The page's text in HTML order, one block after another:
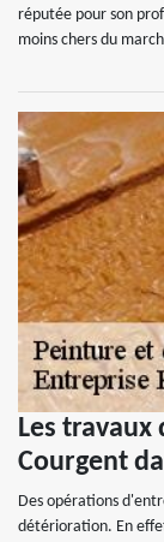
réputée pour son
moins chers du
Les travaux
Courgent
Des opérations
détérioration. En